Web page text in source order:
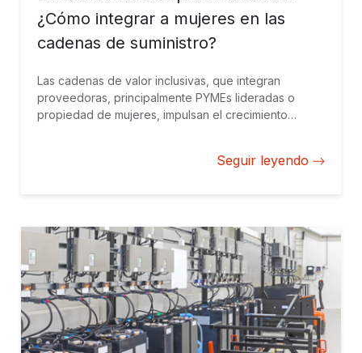
¿Cómo integrar a mujeres en las
cadenas de suministro?
Las cadenas de valor inclusivas, que integran
proveedoras, principalmente PYMEs lideradas o
propiedad de mujeres, impulsan el crecimiento
fidelizar socios y brindar nuevas perspectivas e
Seguir leyendo